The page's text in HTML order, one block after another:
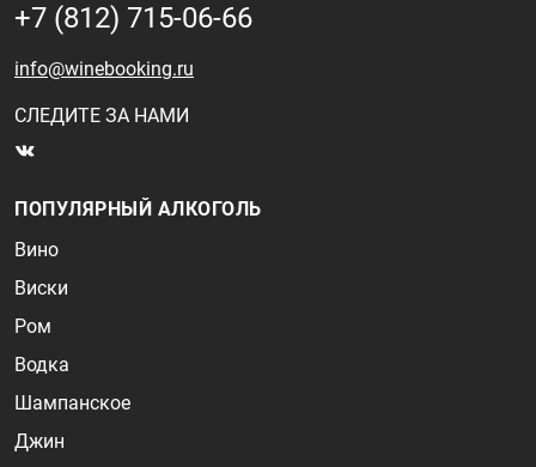
+7 (812) 715-06-66
info@winebooking.ru
СЛЕДИТЕ ЗА НАМИ
ПОПУЛЯРНЫЙ АЛКОГОЛЬ
Вино
Виски
Ром
Водка
Шампанское
Джин